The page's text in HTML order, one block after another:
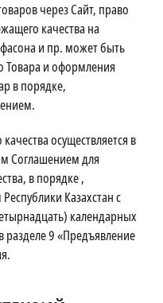
через Сайт, право
качества на
и пр. может быть
Товара и оформления
в порядке,
осуществляется в
Соглашением для
в порядке ,
Казахстан с
календарных
9 «Предъявление